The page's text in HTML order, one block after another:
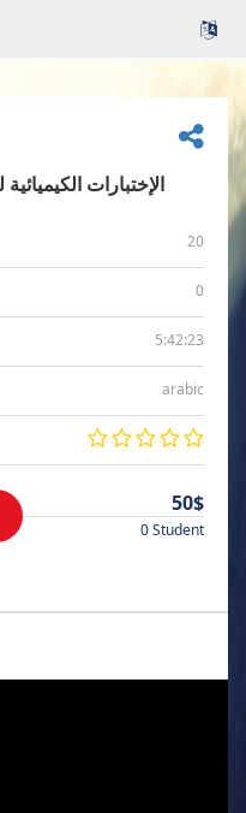
الإختبارات
20
0
5:42:23
arabic
50$
0 Student